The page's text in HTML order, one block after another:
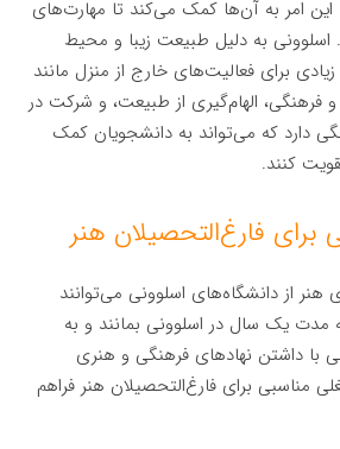
امر به آن‌ها کمک می‌کند تا مهارت‌های
اسلوونی به دلیل طبیعت زیبا و محیط
برای فعالیت‌های خارج از منزل مانند
و فرهنگی، الهام‌گیری از طبیعت، و شرکت در
دارد که می‌تواند به دانشجویان کمک
کنند.
فارغ‌التحصیلان هنر
هنر از دانشگاه‌های اسلوونی می‌توانند
مدت یک سال در اسلوونی بمانند و به
با داشتن نهادهای فرهنگی و هنری
مناسبی برای فارغ‌التحصیلان هنر فراهم